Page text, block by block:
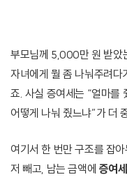
부모님께 5,000만 원 받았
자녀에게 뭘 좀 나눠주려다
죠. 사실 증여세는 “얼마를
어떻게 나눠 줬느냐”가 더
여기서 한 번만 구조를 잡
저 빼고, 남는 금액에 증여